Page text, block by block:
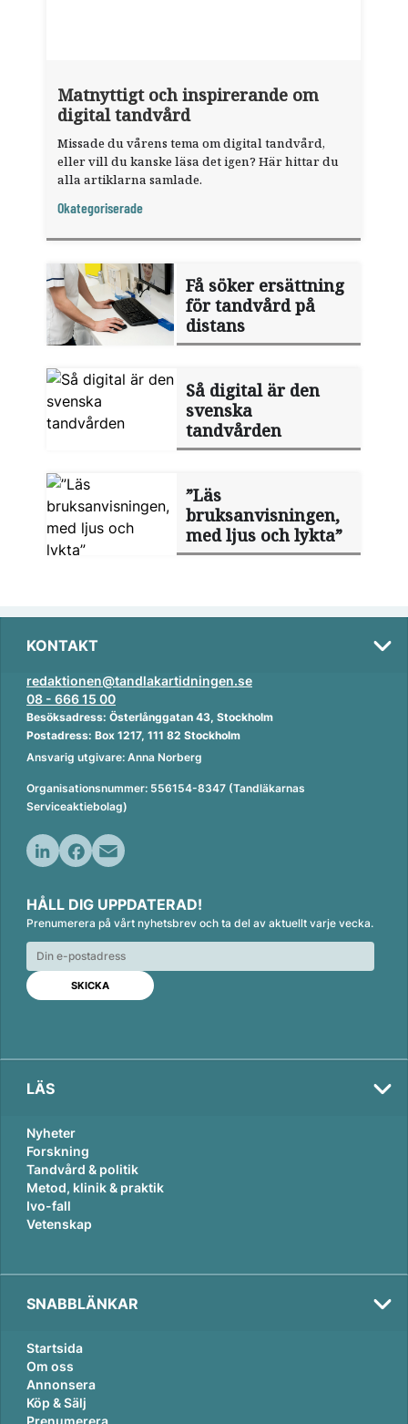
Matnyttigt och inspirerande om
digital tandvård
Missade du vårens tema om digital tandvård,
eller vill du kanske läsa det igen? Här hittar du
alla artiklarna samlade.
Okategoriserade
Få söker ersättning
för tandvård på
distans
Så digital är den
svenska
tandvården
”Läs
bruksanvisningen,
med ljus och lykta”
KONTAKT
redaktionen@tandlakartidningen.se
08 - 666 15 00
Besöksadress: Österlånggatan 43, Stockholm
Postadress: Box 1217, 111 82 Stockholm
Ansvarig utgivare: Anna Norberg
Organisationsnummer: 556154-8347 (Tandläkarnas
Serviceaktiebolag)
n
k
e
d
n
c
e
b
o
o
k
a
i
l
HÅLL DIG UPPDATERAD!
Prenumerera på vårt nyhetsbrev och ta del av aktuellt varje vecka.
LÄS
Nyheter
Forskning
Tandvård & politik
Metod, klinik & praktik
Ivo-fall
Vetenskap
SNABBLÄNKAR
Startsida
Om oss
Annonsera
Köp & Sälj
Prenumerera